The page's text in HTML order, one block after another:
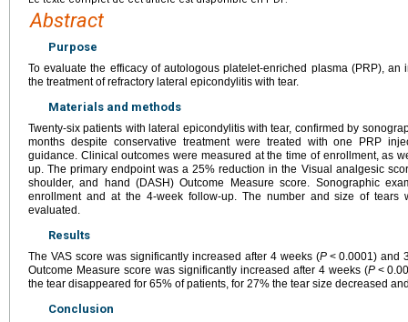
Abstract
Purpose
To evaluate the efficacy of autologous platelet-enriched plasma (PRP),
the treatment of refractory lateral epicondylitis with tear.
Materials and methods
Twenty-six patients with lateral epicondylitis with tear, confirmed by
months despite conservative treatment were treated with one PRP
guidance. Clinical outcomes were measured at the time of enrollment, as
up. The primary endpoint was a 25% reduction in the Visual analgesic
shoulder, and hand (DASH) Outcome Measure score. Sonographic
enrollment and at the 4-week follow-up. The number and size of tears
evaluated.
Results
The VAS score was significantly increased after 4 weeks (P < 0.0001) and
Outcome Measure score was significantly increased after 4 weeks (P <
the tear disappeared for 65% of patients, for 27% the tear size decreased
Conclusion